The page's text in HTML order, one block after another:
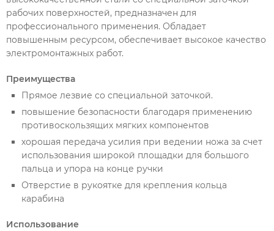
рабочих поверхностей, предназначен для
профессионального применения. Обладает
повышенным ресурсом, обеспечивает высокое качество
электромонтажных работ.
Преимущества
Прямое лезвие со специальной заточкой.
повышение безопасности благодаря применению
противоскользящих мягких компонентов
хорошая передача усилия при ведении ножа за счет
использования широкой площадки для большого
пальца и упора на конце ручки
Отверстие в рукоятке для крепления кольца
карабина
Использование